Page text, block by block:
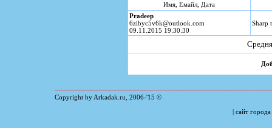
Имя, Емайл, Дата
Pradeep
6zibyc5v6k@outlook.com
09.11.2015 19:30:30
Sharp
Copyright by Arkadak.ru, 2006-'15 ©
| сайт города